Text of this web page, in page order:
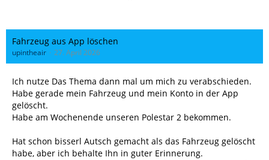
Fahrzeug aus App löschen
upintheair 27. April 2026
Ich nutze Das Thema dann mal um mich zu verabschieden.
Habe gerade mein Fahrzeug und mein Konto in der App
gelöscht.
Habe am Wochenende unseren Polestar 2 bekommen.
Hat schon bisserl Autsch gemacht als das Fahrzeug gelöscht
habe, aber ich behalte Ihn in guter Erinnerung.